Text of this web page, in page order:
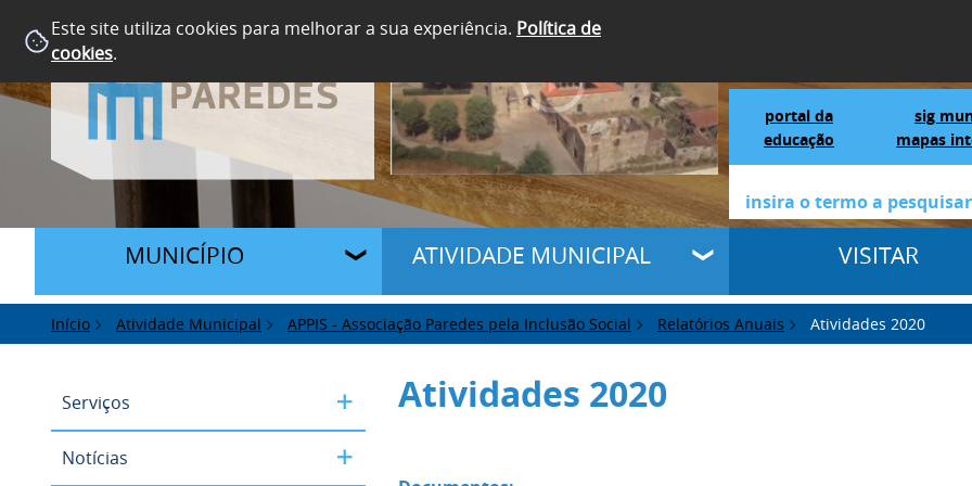
Este site utiliza cookies para melhorar a sua experiência. Política de
cookies.
portal da
educação
sig
mapas
MUNICÍPIO ATIVIDADE MUNICIPAL VISITAR
Início Atividade Municipal APPIS - Associação Paredes pela Inclusão Social Relatórios Anuais Atividades 2020
Serviços
Notícias
Atividades 2020